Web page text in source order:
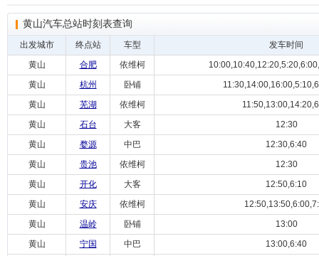
黄山汽车总站时刻表查询
出发城市 终点站 车型
发车时间
黄山
合肥 依维柯
黄山
杭州 卧铺
黄山
芜湖 依维柯
黄山
石台 大客
12:30
黄山
婺源 中巴
12:30,6:40
黄山
贵池 依维柯
12:30
黄山
开化 大客
12:50,6:10
黄山
安庆 依维柯
黄山
温岭 卧铺
13:00
黄山
宁国 中巴
13:00,6:40